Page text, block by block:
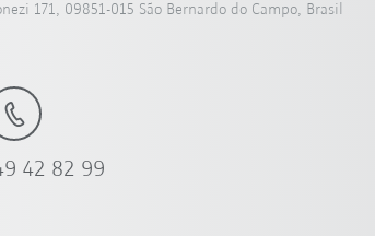
171, 09851-015 São Bernardo do Campo, Brasil
42 82 99